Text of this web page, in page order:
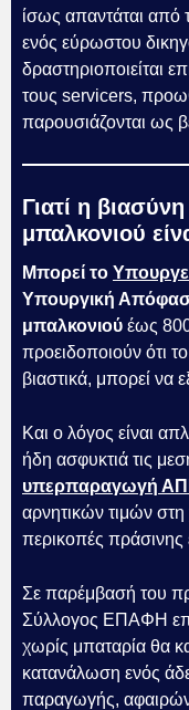
ίσως απαντάται από
ενός εύρωστου
δραστηριοποιείται
τους servicers,
παρουσιάζονται ως
Γιατί η
μπαλκονιού
Μπορεί το
Υπουργική
μπαλκονιού έως
προειδοποιούν ότι
βιαστικά, μπορεί να
Και ο λόγος είναι
ήδη ασφυκτιά τις
υπερπαραγωγή
αρνητικών τιμών στη
περικοπές πράσινης
Σε παρέμβασή του
Σύλλογος ΕΠΑΦΗ
χωρίς μπαταρία θα
κατανάλωση ενός
παραγωγής,